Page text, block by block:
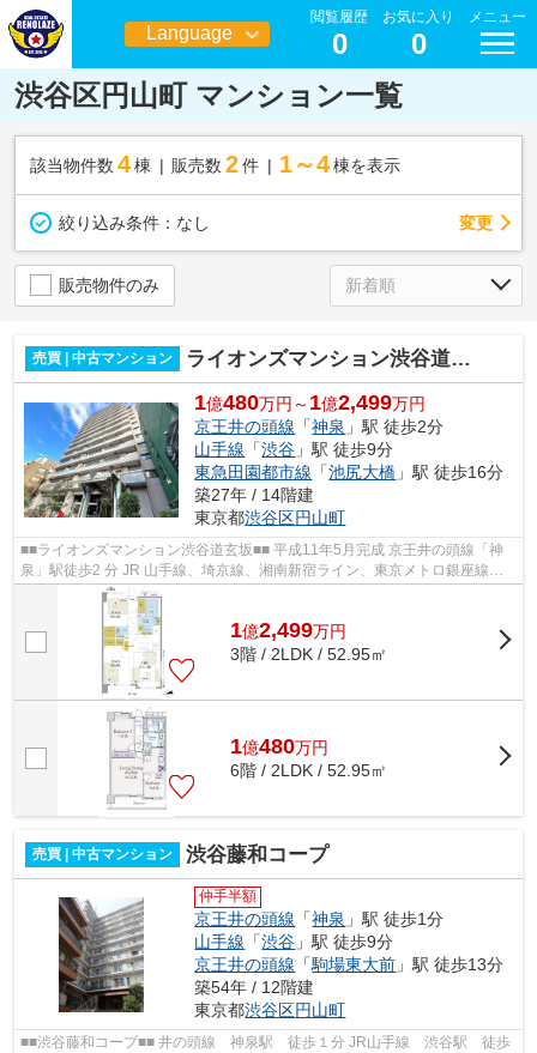
Language
日本語
閲覧履歴
0
お気に入り
0
メニュー
渋谷区円山町 マンション一覧
該当物件数 4棟 販売数 2 件 1～4 棟を表示
絞り込み条件： なし 変更
販売物件のみ
売買 | 中古マンション ライオンズマンション渋谷道玄坂
1億480万円～ 1億2,499万円
京王井の頭線 「神泉 」駅 徒歩2分
山手線 「渋谷 」駅 徒歩9分
東急田園都市線 「池尻大橋 」駅 徒歩16分
築27年 / 14階建
東京都渋谷区円山町
■■ライオンズマンション渋谷道玄坂■■ 平成11年5月完成 京王井の頭線「神
泉」駅徒歩2 分 JR 山手線、埼京線、湘南新宿ライン、東京メトロ銀座線、
半蔵門線、副都心線 京王井の頭線、...
1億2,499万円
3階 / 2LDK / 52.95㎡
1億480万円
6階 / 2LDK / 52.95㎡
売買 | 中古マンション 渋谷藤和コープ
仲手半額
京王井の頭線 「神泉 」駅 徒歩1分
山手線 「渋谷 」駅 徒歩9分
京王井の頭線 「駒場東大前 」駅 徒歩13分
築54年 / 12階建
東京都渋谷区円山町
■■渋谷藤和コープ■■ 井の頭線 神泉駅 徒歩１分 JR山手線 渋谷駅 徒歩